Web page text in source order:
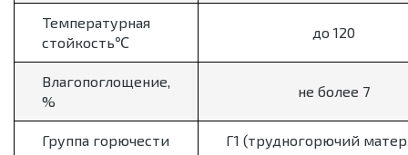
Температурная
стойкость℃
до 120
Влагопоглощение,
%
не более 7
Группа горючести Г1 (трудногорючий